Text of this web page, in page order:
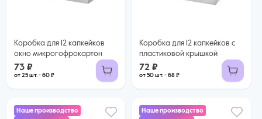
Коробка для 12 капкейков
окно микрогофрокартон
73 ₽
от 25 шт. - 60 ₽
Купить оптом
Коробка для 12 капкейков с
пластиковой крышкой
72 ₽
от 50 шт. - 68 ₽
Купить оптом
Наше производство
Наше производство